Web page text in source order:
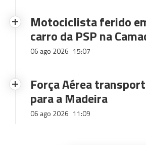
Motociclista ferido
carro da PSP na
06 ago 2026 15:07
Força Aérea
para a Madeira
06 ago 2026 11:09